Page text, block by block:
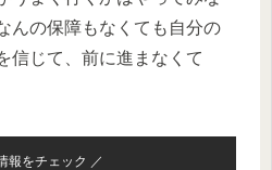
んの保障もなくても自分の
信じて、前に進まなくて
報をチェック ／